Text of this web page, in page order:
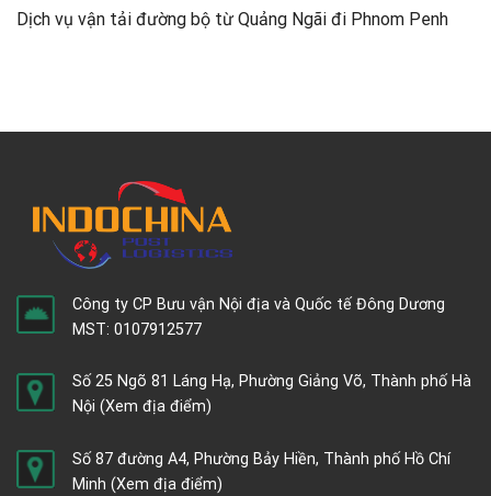
Dịch vụ vận tải đường bộ từ Quảng Ngãi đi Phnom Penh
Công ty CP Bưu vận Nội địa và Quốc tế Đông Dương
MST: 0107912577
Số 25 Ngõ 81 Láng Hạ, Phường Giảng Võ, Thành phố Hà
Nội (Xem địa điểm)
Số 87 đường A4, Phường Bảy Hiền, Thành phố Hồ Chí
Minh (Xem địa điểm)